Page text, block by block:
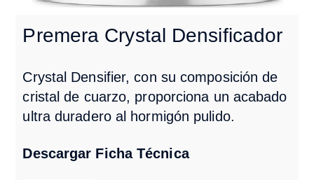
Premera Crystal Densificador
Crystal Densifier, con su composición de
cristal de cuarzo, proporciona un acabado
ultra duradero al hormigón pulido.
Descargar Ficha Técnica